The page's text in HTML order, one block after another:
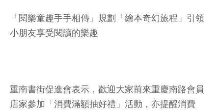
「閱樂童趣手手相傳」規劃「繪本奇幻旅程」引領
小朋友享受閱讀的樂趣
重南書街促進會表示，歡迎大家前來重慶南路會員
店家參加「消費滿額抽好禮」活動，亦提醒消費